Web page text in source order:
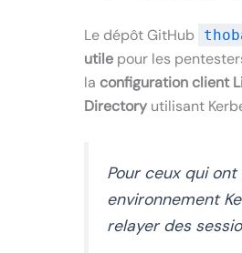
Le dépôt GitHub
utile pour les
la configuration client
Directory utilisant
Pour ceux qui
environnement
relayer des